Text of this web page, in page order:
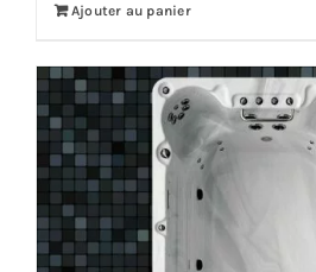
11,299.00€.
Ajouter au panier
Offre!